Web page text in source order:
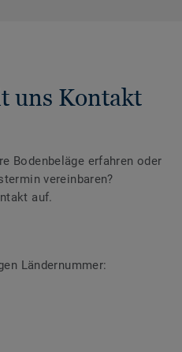
uns Kontakt
Bodenbeläge erfahren oder
vereinbaren?
auf.
Ländernummer: